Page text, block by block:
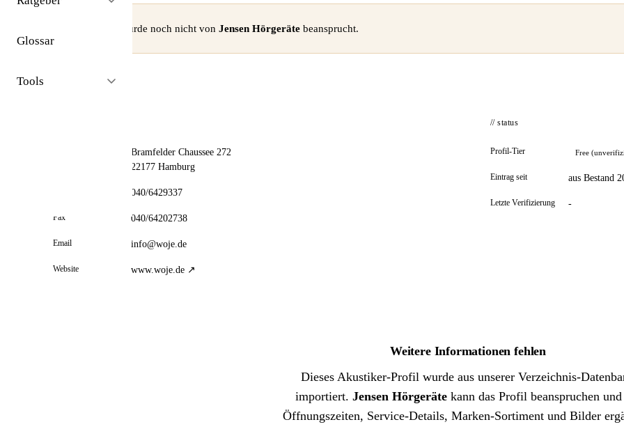
Glossar
Tools
⚠ Dieses Profil wurde noch nicht von Jensen Hörgeräte beansprucht.
Bramfelder Chaussee 272
22177 Hamburg
040/6429337
Fax 040/64202738
Email info@woje.de
Website www.woje.de ↗
// status
Profil-Tier Free
Eintrag seit aus Bestand
Letzte Verifizierung -
Weitere Informationen fehlen
Dieses Akustiker-Profil wurde aus unserer Verzeichnis-
importiert. Jensen Hörgerätekann das Profil beanspruchen
Öffnungszeiten, Service-Details, Marken-Sortiment und Bilder